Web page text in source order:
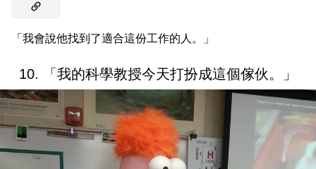
「我會說他找到了適合這份工作的人。」
10. 「我的科學教授今天打扮成這個傢伙。」